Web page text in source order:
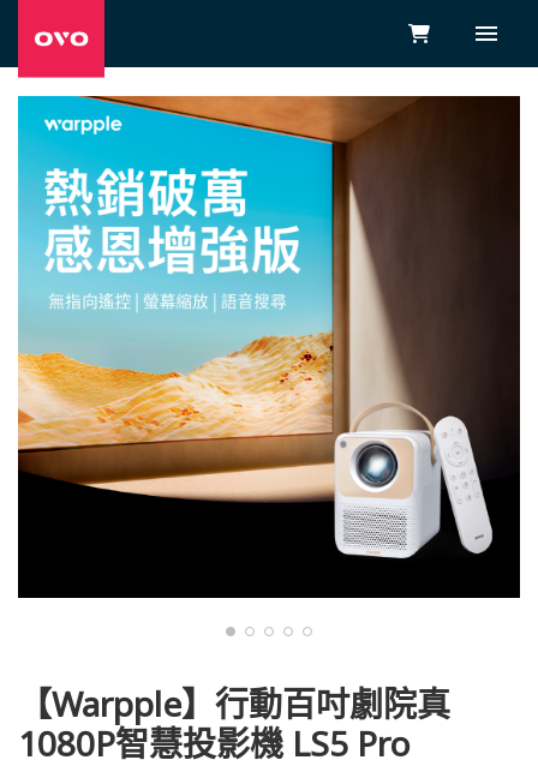
【Warpple】行動百吋劇院真
1080P智慧投影機 LS5 Pro